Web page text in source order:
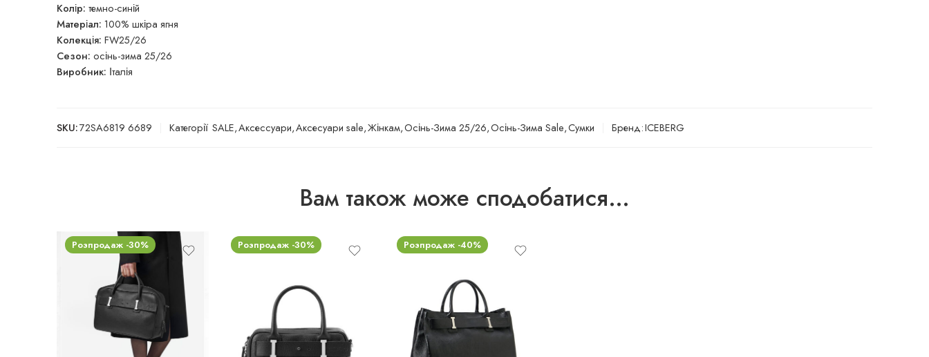
Колір: темно-синій
Матеріал: 100% шкіра ягня
Колекція: FW25/26
Сезон: осінь-зима 25/26
Виробник: Італія
SKU:72SA6819 6689 Категорії SALE,Аксессуари,Аксесуари sale,Жінкам,Осінь-Зима 25/26,Осінь-Зима Sale,Сумки Бренд:ICEBERG
Вам також може сподобатися…
Розпродаж -30% Розпродаж -30% Розпродаж -40%